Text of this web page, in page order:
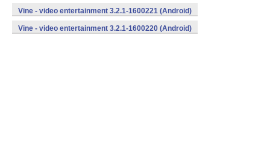
Vine - video entertainment 3.2.1-1600221 (Android)
Vine - video entertainment 3.2.1-1600220 (Android)